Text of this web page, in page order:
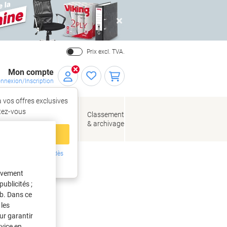
Close
Prix excl. TVA.
Mon compte
Inscription
vos offres exclusives
?
Inscrivez-vous dès
de bureau
Classement
& archivage
à découper
;
Dans ce
garantir